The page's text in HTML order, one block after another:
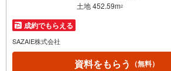
土地 452.59m2
成約でもらえる
SAZAIE株式会社
資料をもらう （無料）